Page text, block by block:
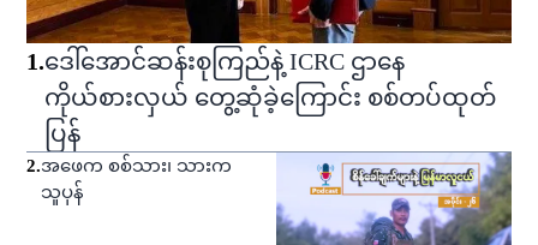
1.ဒေါ်အောင်ဆန်းစုကြည်နဲ့ ICRC ဌာနေ
ကိုယ်စားလှယ် တွေ့ဆုံခဲ့ကြောင်း စစ်တပ်ထုတ်
ပြန်
2.အဖေက စစ်သား၊ သားက
သူပုန်